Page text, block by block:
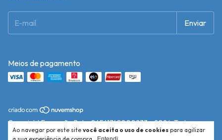
Ao navegar por este site você aceita o uso de cookies para agilizar
Meios de pagamento
Copyright Expansão Pet - 04541748000233 - 2026. Todos os
direitos reservados.